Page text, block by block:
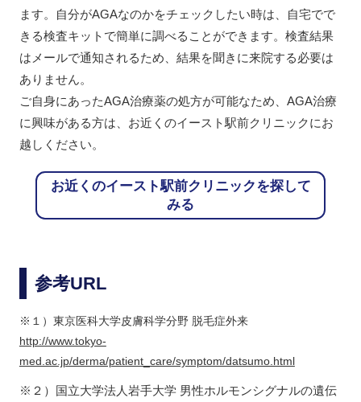
ます。自分がAGAなのかをチェックしたい時は、自宅でで
きる検査キットで簡単に調べることができます。検査結果
はメールで通知されるため、結果を聞きに来院する必要は
ありません。
ご自身にあったAGA治療薬の処方が可能なため、AGA治療
に興味がある方は、お近くのイースト駅前クリニックにお
越しください。
お近くのイースト駅前クリニックを探して
みる
参考URL
※１）東京医科大学皮膚科学分野 脱毛症外来
http://www.tokyo-
med.ac.jp/derma/patient_care/symptom/datsumo.html
※２）国立大学法人岩手大学 男性ホルモンシグナルの遺伝